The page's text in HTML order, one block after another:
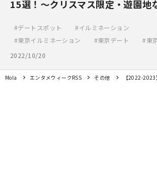
15選！～クリスマス限定・遊園地
デートスポット
イルミネーション
東京イルミネーション
東京デート
東
2022/10/20
Mola エンタメウィークRSS その他 【2022-